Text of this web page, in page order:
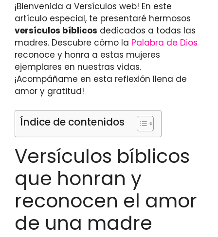
¡Bienvenida a Versículos web! En este
artículo especial, te presentaré hermosos
versículos bíblicos dedicados a todas las
madres. Descubre cómo la Palabra de Dios
reconoce y honra a estas mujeres
ejemplares en nuestras vidas.
¡Acompáñame en esta reflexión llena de
amor y gratitud!
Índice de contenidos
Versículos bíblicos
que honran y
reconocen el amor
de una madre